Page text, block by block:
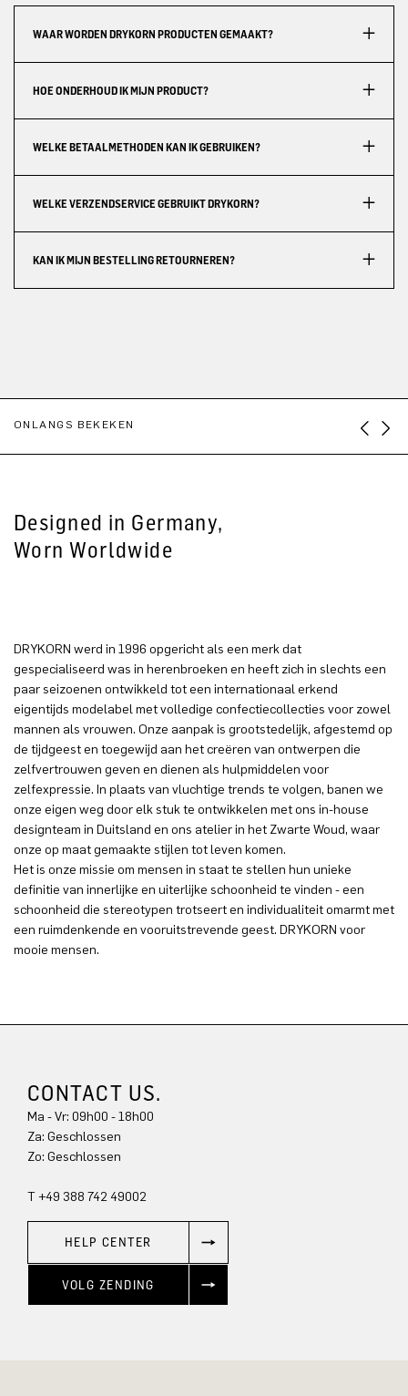
WAAR WORDEN DRYKORN PRODUCTEN GEMAAKT?
HOE ONDERHOUD IK MIJN PRODUCT?
WELKE BETAALMETHODEN KAN IK GEBRUIKEN?
WELKE VERZENDSERVICE GEBRUIKT DRYKORN?
KAN IK MIJN BESTELLING RETOURNEREN?
ONLANGS BEKEKEN
Designed in Germany,
Worn Worldwide
DRYKORN werd in 1996 opgericht als een merk dat
gespecialiseerd was in herenbroeken en heeft zich in slechts een
paar seizoenen ontwikkeld tot een internationaal erkend
eigentijds modelabel met volledige confectiecollecties voor zowel
mannen als vrouwen. Onze aanpak is grootstedelijk, afgestemd op
de tijdgeest en toegewijd aan het creëren van ontwerpen die
zelfvertrouwen geven en dienen als hulpmiddelen voor
zelfexpressie. In plaats van vluchtige trends te volgen, banen we
onze eigen weg door elk stuk te ontwikkelen met ons in-house
designteam in Duitsland en ons atelier in het Zwarte Woud, waar
onze op maat gemaakte stijlen tot leven komen.
Het is onze missie om mensen in staat te stellen hun unieke
definitie van innerlijke en uiterlijke schoonheid te vinden - een
schoonheid die stereotypen trotseert en individualiteit omarmt met
een ruimdenkende en vooruitstrevende geest. DRYKORN voor
mooie mensen.
CONTACT US.
Ma - Vr: 09h00 - 18h00
Za: Geschlossen
Zo: Geschlossen
T +49 388 742 49002
HELP CENTER
VOLG ZENDING